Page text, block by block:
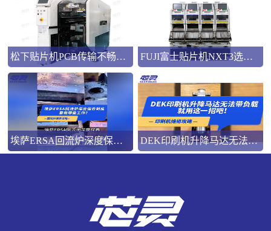
松下贴片机PCB传输不畅的原因与处理方法 FUJI富士贴片机NXT3选M3 III还是M6三代机？看完这篇告别纠结！
埃萨ERSA回流炉深度保养，到底要做哪些工作？ DEK印刷机升降马达无法带负载就用这一招吧！